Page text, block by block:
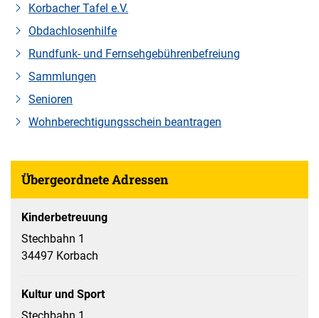
Korbacher Tafel e.V.
Obdachlosenhilfe
Rundfunk- und Fernsehgebührenbefreiung
Sammlungen
Senioren
Wohnberechtigungsschein beantragen
Übergeordnete Adressen
Kinderbetreuung
Stechbahn 1
34497 Korbach
Kultur und Sport